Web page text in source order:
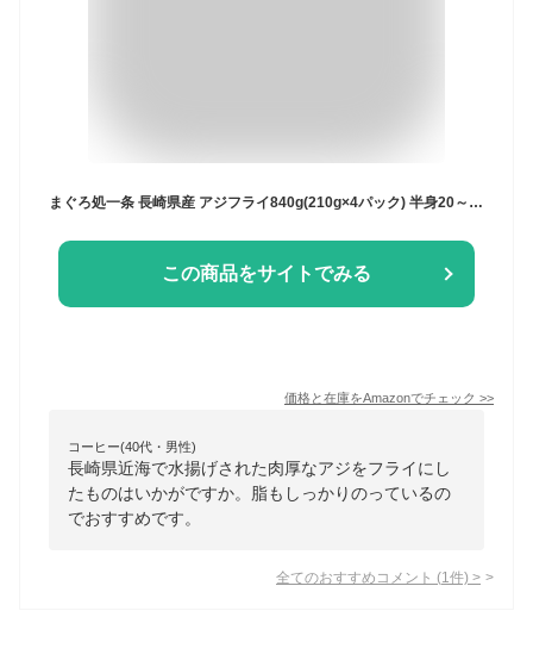
まぐろ処一条 長崎県産 アジフライ840g(210g×4パック) 半身20～28枚 [[国産アジフライ210g-4p]
この商品をサイトでみる
価格と在庫をAmazonでチェック >>
コーヒー(40代・男性)
長崎県近海で水揚げされた肉厚なアジをフライにし
たものはいかがですか。脂もしっかりのっているの
でおすすめです。
全てのおすすめコメント (1 件) >